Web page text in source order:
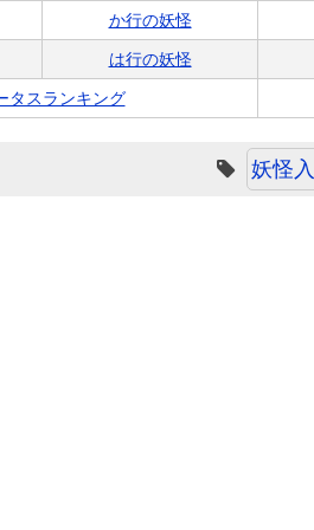
か行の妖怪
は行の妖怪
タスランキング
妖怪